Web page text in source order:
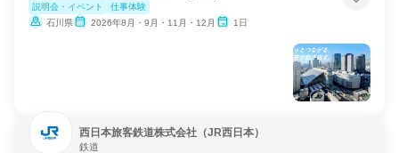
説明会・イベント
仕事体験
石川県
2026年8月・9月・11月・12月 1日
西日本旅客鉄道株式会社（JR西日本）
鉄道